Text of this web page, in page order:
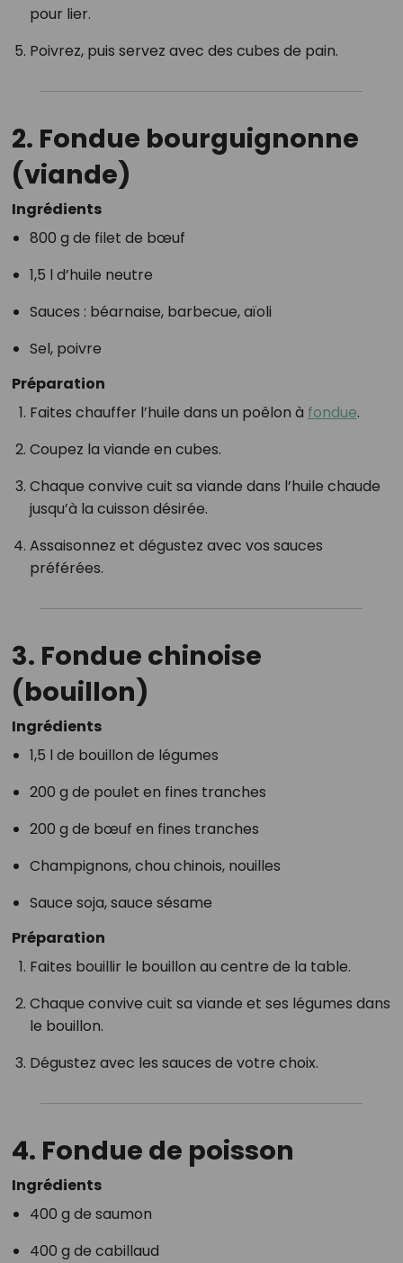
pour lier.
Poivrez, puis servez avec des cubes de pain.
2. Fondue bourguignonne
(viande)
Ingrédients
800 g de filet de bœuf
1,5 l d’huile neutre
Sauces : béarnaise, barbecue, aïoli
Sel, poivre
Préparation
Faites chauffer l’huile dans un poêlon à fondue.
Coupez la viande en cubes.
Chaque convive cuit sa viande dans l’huile chaude
jusqu’à la cuisson désirée.
Assaisonnez et dégustez avec vos sauces
préférées.
3. Fondue chinoise
(bouillon)
Ingrédients
1,5 l de bouillon de légumes
200 g de poulet en fines tranches
200 g de bœuf en fines tranches
Champignons, chou chinois, nouilles
Sauce soja, sauce sésame
Préparation
Faites bouillir le bouillon au centre de la table.
Chaque convive cuit sa viande et ses légumes dans
le bouillon.
Dégustez avec les sauces de votre choix.
4. Fondue de poisson
Ingrédients
400 g de saumon
400 g de cabillaud